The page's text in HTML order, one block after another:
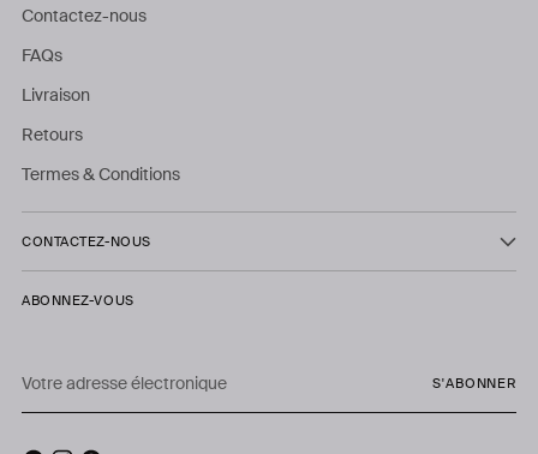
Contactez-nous
FAQs
Livraison
Retours
Termes & Conditions
CONTACTEZ-NOUS
ABONNEZ-VOUS
adresse
électronique
S'ABONNER